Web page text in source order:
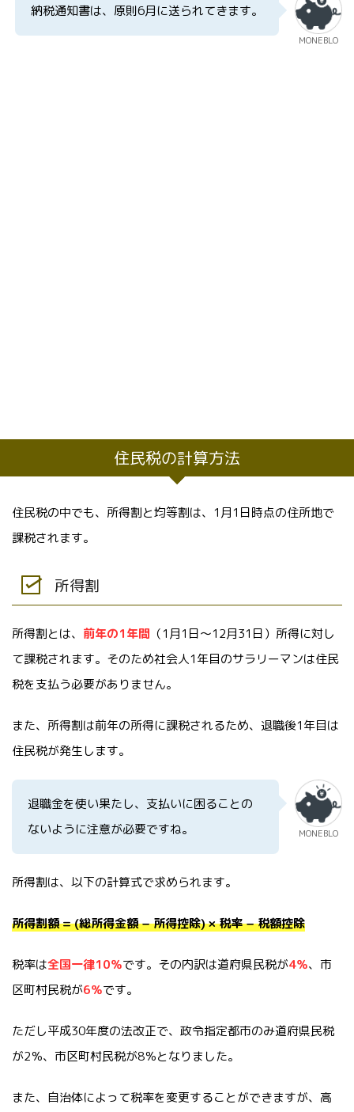
納税通知書は、原則6月に送られてきます。
MONEBLO
住民税の計算方法
住民税の中でも、所得割と均等割は、1月1日時点の住所地で
課税されます。
所得割
所得割とは、 前年の1年間 （1月1日〜12月31日）所得に対し
て課税されます。そのため社会人1年目のサラリーマンは住民
税を支払う必要がありません。
また、所得割は前年の所得に課税されるため、退職後1年目は
住民税が発生します。
退職金を使い果たし、支払いに困ることの
ないように注意が必要ですね。
MONEBLO
所得割は、以下の計算式で求められます。
所得割額 = (総所得金額 − 所得控除) × 税率 − 税額控除
税率は全国一律10％です。その内訳は道府県民税が4％、市
区町村民税が6％です。
ただし平成30年度の法改正で、政令指定都市のみ道府県民税
が2％、市区町村民税が8％となりました。
また、自治体によって税率を変更することができますが、高